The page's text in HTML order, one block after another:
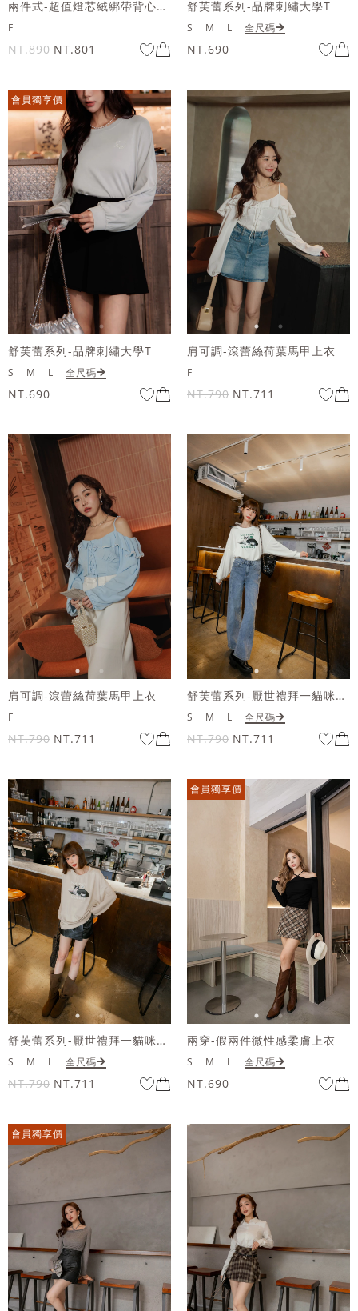
兩件式-超值燈芯絨綁帶背心套組
F
NT.890 NT.801
舒芙蕾系列-品牌刺繡大學T
S M L 全尺碼
NT.690
會員獨享價
舒芙蕾系列-品牌刺繡大學T
S M L 全尺碼
NT.690
肩可調-滾蕾絲荷葉馬甲上衣
F
NT.790 NT.711
肩可調-滾蕾絲荷葉馬甲上衣
F
NT.790 NT.711
舒芙蕾系列-厭世禮拜一貓咪大學T
S M L 全尺碼
NT.790 NT.711
舒芙蕾系列-厭世禮拜一貓咪大學T
S M L 全尺碼
NT.790 NT.711
會員獨享價
兩穿-假兩件微性感柔膚上衣
S M L 全尺碼
NT.690
會員獨享價